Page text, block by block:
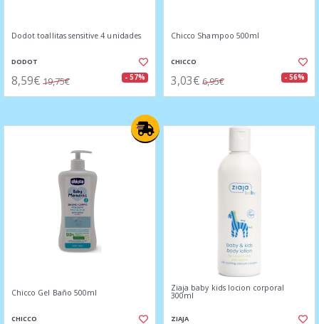
Dodot toallitas sensitive 4 unidades
DODOT
8,59€ 19,75€ - 57%
Chicco Shampoo 500ml
CHICCO
3,03€ 6,95€ - 56%
Chicco Gel Baño 500ml
CHICCO
Ziaja baby kids locion corporal
300ml
ZIAJA